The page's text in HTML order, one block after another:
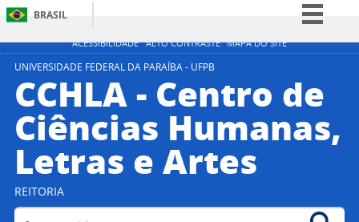
ACESSIBILIDADE ALTO CONTRASTE MAPA DO SITE
BRASIL
Simplifique!
Participe
Legislação
Canais
UNIVERSIDADE FEDERAL DA PARAÍBA - UFPB
CCHLA - Centro de
Ciências Humanas,
Letras e Artes
REITORIA
Buscar no portal